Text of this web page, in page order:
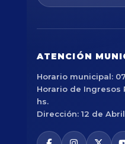
ATENCIÓN
Horario municipal:
Horario de Ingresos
hs.
Dirección: 12 de